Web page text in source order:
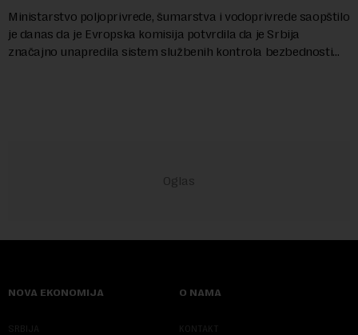
Ministarstvo poljoprivrede, šumarstva i vodoprivrede saopštilo
je danas da je Evropska komisija potvrdila da je Srbija
značajno unapredila sistem službenih kontrola bezbednosti
NOVA EKONOMIJA
SRBIJA
O NAMA
KONTAKT